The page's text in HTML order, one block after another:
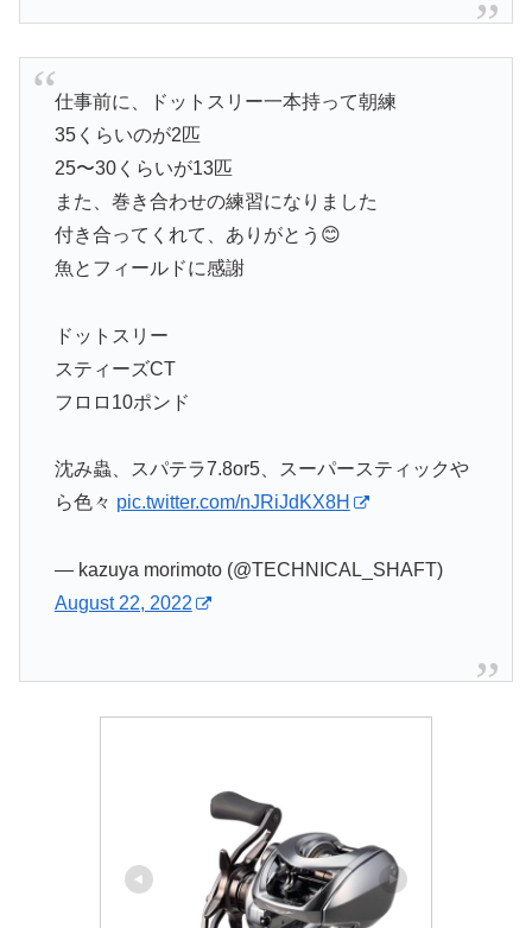
仕事前に、ドットスリー一本持って朝練
35くらいのが2匹
25〜30くらいが13匹
また、巻き合わせの練習になりました
付き合ってくれて、ありがとう😊
魚とフィールドに感謝
ドットスリー
スティーズCT
フロロ10ポンド
沈み蟲、スパテラ7.8or5、スーパースティックや
ら色々 pic.twitter.com/nJRiJdKX8H
— kazuya morimoto (@TECHNICAL_SHAFT)
August 22, 2022